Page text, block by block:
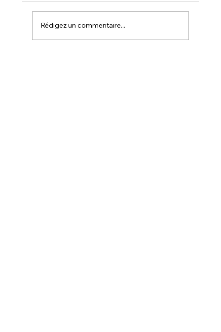
Rédigez un commentaire...